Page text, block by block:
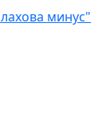
минус"